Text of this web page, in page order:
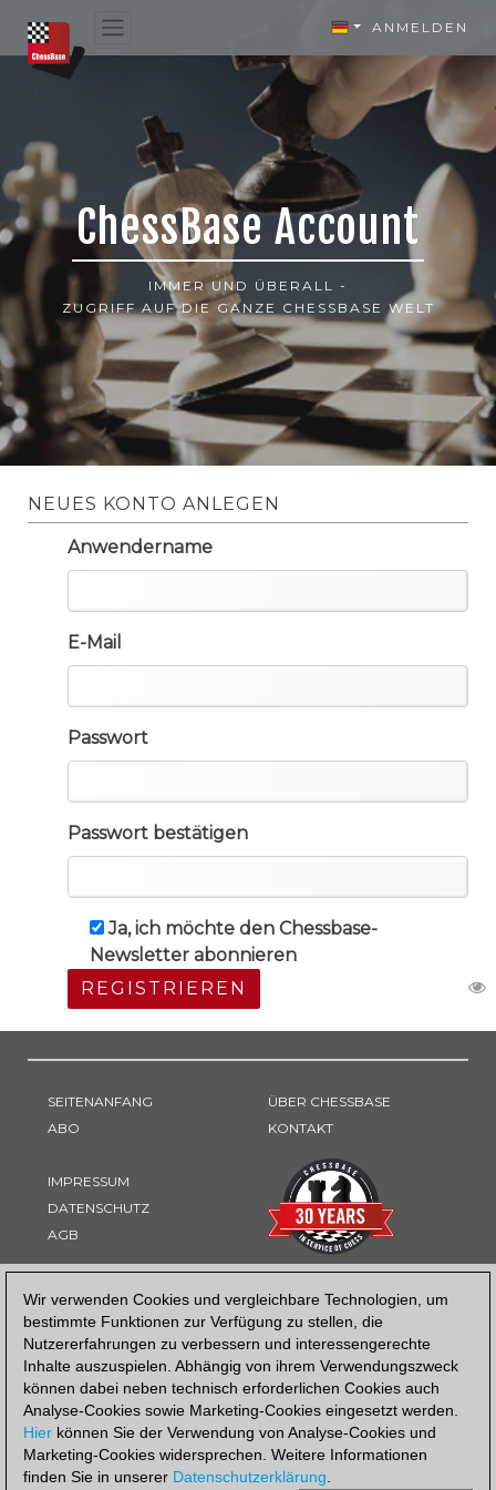
Wir verwenden Cookies und vergleichbare Technologien, um
bestimmte Funktionen zur Verfügung zu stellen, die
Nutzererfahrungen zu verbessern und interessengerechte
Inhalte auszuspielen. Abhängig von ihrem Verwendungszweck
können dabei neben technisch erforderlichen Cookies auch
Analyse-Cookies sowie Marketing-Cookies eingesetzt werden.
Hier können Sie der Verwendung von Analyse-Cookies und
Marketing-Cookies widersprechen. Weitere Informationen
finden Sie in unserer Datenschutzerklärung.
ANMELDEN
ChessBase Account
IMMER UND ÜBERALL -
ZUGRIFF AUF DIE GANZE CHESSBASE WELT
NEUES KONTO ANLEGEN
Anwendername
E-Mail
Passwort
Passwort bestätigen
Ja, ich möchte den Chessbase-
Newsletter abonnieren
REGISTRIEREN
SEITENANFANG
ABO
IMPRESSUM
DATENSCHUTZ
AGB
ÜBER CHESSBASE
KONTAKT
ZAHLUNGSART